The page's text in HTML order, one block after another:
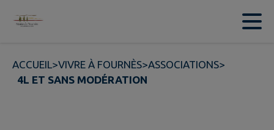
Contenu
ACCUEIL>VIVRE À FOURNÈS>ASSOCIATIONS>
4L ET SANS MODÉRATION